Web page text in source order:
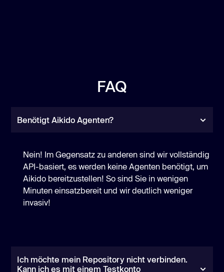
FAQ
Benötigt Aikido Agenten?
Nein! Im Gegensatz zu anderen sind wir vollständig
API-basiert, es werden keine Agenten benötigt, um
Aikido bereitzustellen! So sind Sie in wenigen
Minuten einsatzbereit und wir deutlich weniger
invasiv!
Ich möchte mein Repository nicht verbinden.
Kann ich es mit einem Testkonto